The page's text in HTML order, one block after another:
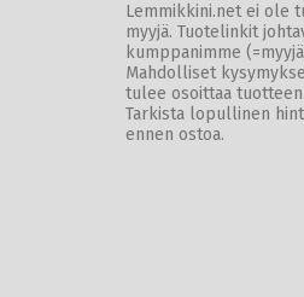
Lemmikkini.net ei ole
myyjä. Tuotelinkit
kumppanimme
Mahdolliset
tulee osoittaa
Tarkista lopullinen
ennen ostoa.